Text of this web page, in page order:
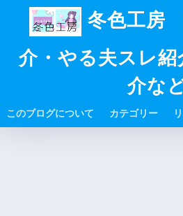
冬色工房
介・やる夫スレ
介な
このブログについて カテゴリー